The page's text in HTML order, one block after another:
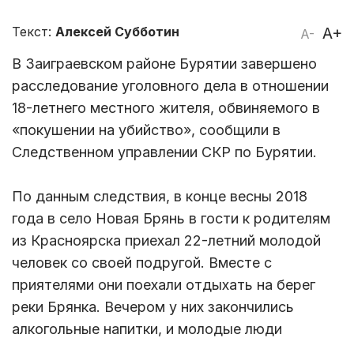
A- A+
Текст: Алексей Субботин
В Заиграевском районе Бурятии завершено
расследование уголовного дела в отношении
18-летнего местного жителя, обвиняемого в
«покушении на убийство», сообщили в
Следственном управлении СКР по Бурятии.
По данным следствия, в конце весны 2018
года в село Новая Брянь в гости к родителям
из Красноярска приехал 22-летний молодой
человек со своей подругой. Вместе с
приятелями они поехали отдыхать на берег
реки Брянка. Вечером у них закончились
алкогольные напитки, и молодые люди